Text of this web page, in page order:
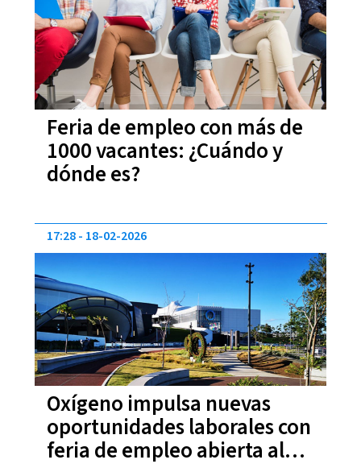
Feria de empleo con más de
1000 vacantes: ¿Cuándo y
dónde es?
Oxígeno impulsa nuevas
oportunidades laborales con
feria de empleo abierta al
17:28 18-02-2026